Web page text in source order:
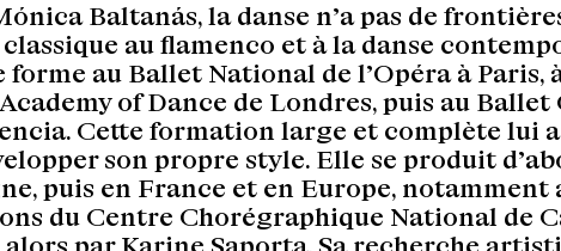
Baltanás, la danse n’a pas de
classique au flamenco et à la danse
forme au Ballet National de l’Opéra à Paris,
of Dance de Londres, puis au Ballet
Cette formation large et complète lui
son propre style. Elle se produit
puis en France et en Europe, notamment
du Centre Chorégraphique National de
par Karine Saporta. Sa recherche